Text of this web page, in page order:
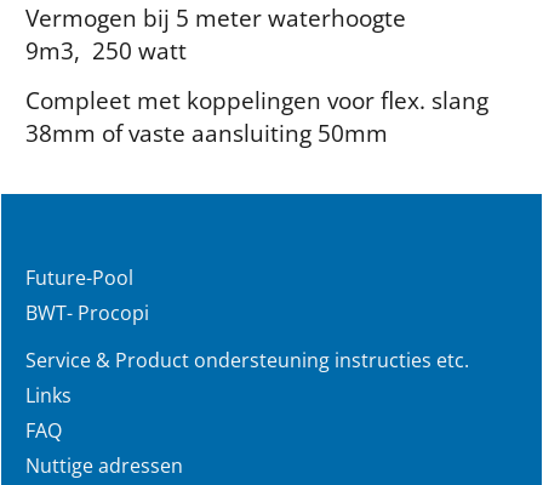
Vermogen bij 5 meter waterhoogte
9m3, 250 watt
Compleet met koppelingen voor flex. slang
38mm of vaste aansluiting 50mm
Future-Pool
BWT- Procopi
Service & Product ondersteuning instructies etc.
Links
FAQ
Nuttige adressen